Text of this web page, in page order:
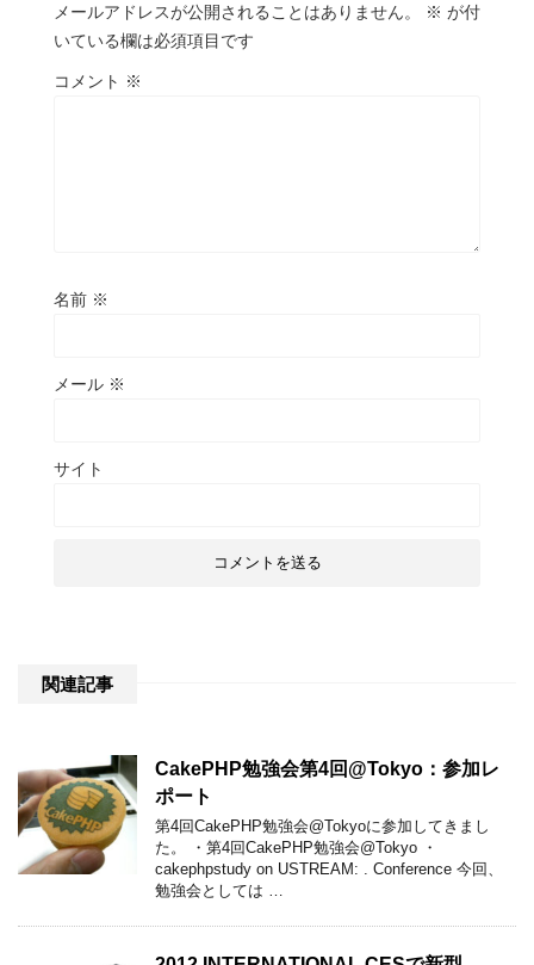
メールアドレスが公開されることはありません。 ※ が付
いている欄は必須項目です
コメント ※
名前 ※
メール ※
サイト
関連記事
CakePHP勉強会第4回@Tokyo：参加レ
ポート
第4回CakePHP勉強会@Tokyoに参加してきまし
た。 ・第4回CakePHP勉強会@Tokyo ・
cakephpstudy on USTREAM: . Conference 今回、
勉強会としては …